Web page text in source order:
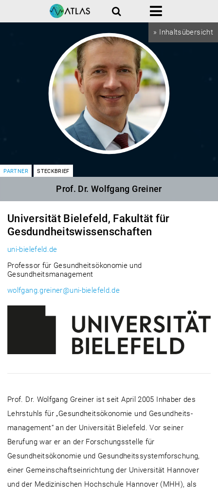
» Inhaltsübersicht
Suche Menü
PARTNER STECKBRIEF
Prof. Dr. Wolfgang Greiner
Universität Bielefeld, Fakultät für
Gesdundheitswissenschaften
uni-bielefeld.de
Professor für Gesundheitsökonomie und
Gesundheitsmanagement
wolfgang.greiner@uni-bielefeld.de
Prof. Dr. Wolfgang Greiner ist seit April 2005 Inhaber des
Lehrstuhls für „Gesundheitsökonomie und Gesundheits­
management“ an der Universität Bielefeld. Vor seiner
Berufung war er an der Forschungsstelle für
Gesundheitsökonomie und Gesundheits­system­forschung,
einer Gemeinschaftsein­richtung der Universität Hannover
und der Medizinischen Hochschule Hannover (MHH), als